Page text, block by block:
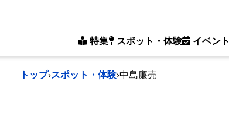
特集 スポット・体験 イベント
トップ›スポット・体験›中島廉売